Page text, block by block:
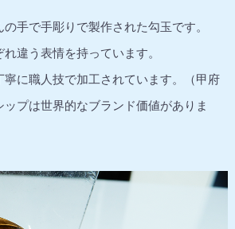
手で手彫りで製作された勾玉です。
違う表情を持っています。
に職人技で加工されています。（甲府
プは世界的なブランド価値がありま